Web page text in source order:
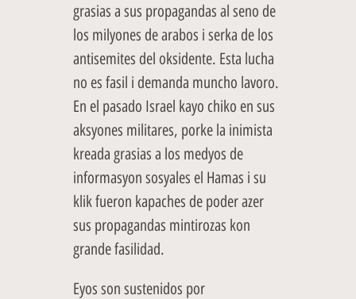
grasias a sus propagandas al seno de
los milyones de arabos i serka de los
antisemites del oksidente. Esta lucha
no es fasil i demanda muncho lavoro.
En el pasado Israel kayo chiko en sus
aksyones militares, porke la inimista
kreada grasias a los medyos de
informasyon sosyales el Hamas i su
klik fueron kapaches de poder azer
sus propagandas mintirozas kon
grande fasilidad.
Eyos son sustenidos por